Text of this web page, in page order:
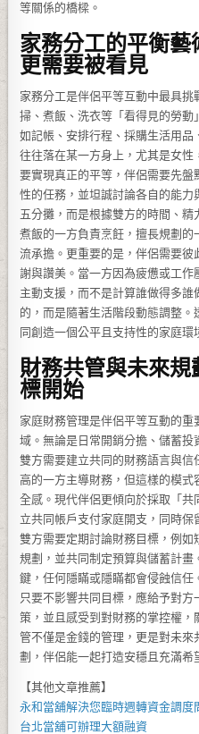
等關係的橋樑。
家務分工的平衡
更需要被看見
家務分工是伴侶平等互動中最具
掃、煮飯、洗衣等「看得見的勞動
如記帳、安排行程、採購生活用
往往落在某一方身上，尤其是女性
要實現真正的平等，伴侶需要先
性的任務，並坦誠討論各自的能
五分攤，而是根據雙方的時間、
煮飯的一方負責烹飪，擅長規劃
流承擔。更重要的是，伴侶需要
謝與讚美。當一方因為疲憊或工
主動支援，而不是計算誰做得多
的，而是隨著生活階段動態調整
同創造一個公平且支持性的家庭環
財務共管與未來
標開始
家庭財務管理是伴侶平等互動的
域。無論是日常開銷分擔、儲蓄投
雙方需要建立共同的財務語言與
高的一方主導財務，但這樣的模
全感。現代伴侶更傾向於採取「
立共同帳戶支付家庭開支，同時保
雙方需要定期討論財務目標，例
規劃，並共同制定預算與儲蓄計
鍵，任何隱瞞或隱瞞都會侵蝕信任
只要不影響共同目標，應給予對
策，並且感受到對財務的掌控權
管不僅是金錢的管理，更是對未
劃，伴侶能一起打造安穩且充滿希
【其他文章推薦】
永和當舖解決您臨時週轉資金調度
台北當舖可辦理大額融資